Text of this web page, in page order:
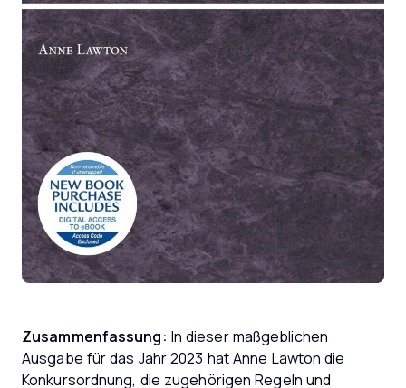
Zusammenfassung: In dieser maßgeblichen
Ausgabe für das Jahr 2023 hat Anne Lawton die
Konkursordnung, die zugehörigen Regeln und